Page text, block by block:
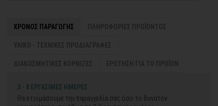
ΧΡΟΝΟΣ ΠΑΡΑΓΩΓΗΣ
3 - 8 ΕΡΓΑΣΙΜΕΣ ΗΜΕΡΕΣ
Θα ετοιμάσουμε την παραγγελία σας όσο το δυνατόν